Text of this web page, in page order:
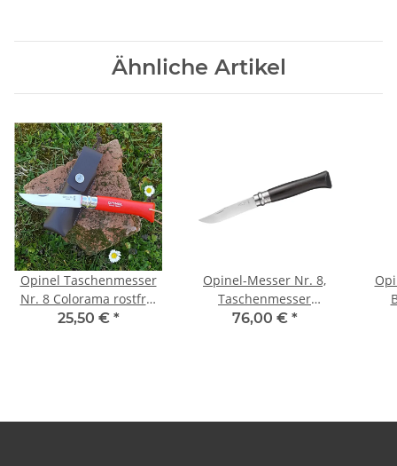
Ähnliche Artikel
Opinel Taschenmesser
Nr. 8 Colorama rostfrei
Buchenholzgriff rot
25,50 € *
Opinel-Messer Nr. 8,
Taschenmesser
Ebenholz, Geschenkbox
76,00 € *